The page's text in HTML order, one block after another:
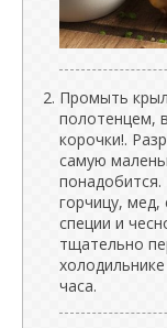
Промыть
полотенцем,
корочки!.
самую
горчицу, мед,
специи и
тщательно
часа.